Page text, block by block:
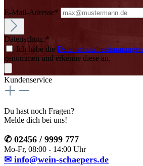
E-Mail-Adresse*
Datenschutz *
Ich habe die Datenschutzbestimmungen
genommen und erkenne diese an.
Kundenservice
Du hast noch Fragen?
Melde dich bei uns!
✆ 02456 / 9999 777
Mo-Fr, 08:00 - 14:00 Uhr
✉ info@wein-schaepers.de